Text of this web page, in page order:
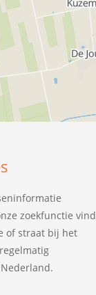
zoekfunctie vind
of straat bij het